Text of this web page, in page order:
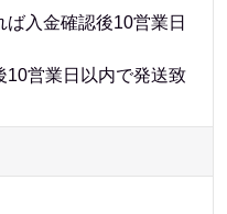
入金確認後10営業日
10営業日以内で発送致